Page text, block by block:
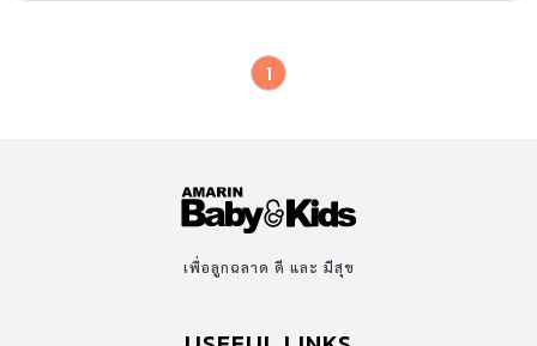
ประสาทสัมผัสทั้ง 5 จะถูกส่งไปยังสมองส่วนการรับรู้ มองเห็น ขยายมิติ
สามารถเข้าใจและสื่อสารโต้ตอบได้ค่ะ ขณะเด็กหลับ จะเกิด
กระบวนการประมวลผลความจำของสมอง” จากข้อมูลทาง
คุณค่าอย่างยิ่งในการเจริญเติบโตและพัฒนาการของเด็ก การนอนถือ
พิสูจน์แล้วว่า สมองทำงานแม้ยามหลับ การพิสูจน์ทางวิทยาศาสตร์ที่
1
เพื่อลูกฉลาด ดี และ มีสุข